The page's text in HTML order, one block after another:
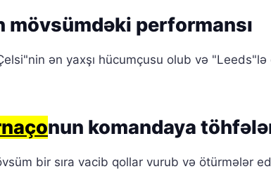
mövsümdəki performansı
ən yaxşı hücumçusu olub və
nun komandaya
bir sıra vacib qollar vurub və ötürmələr